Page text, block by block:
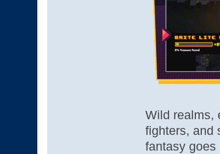
Wild realms,
fighters, and
fantasy goes